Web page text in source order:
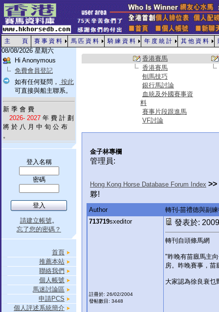
主 頁 賽 事 資 料 馬 匹 資 料 騎 練 資 料 年 度 統 計 其 他 資 料
08/08/2026 星期六
Hi Anonymous
免費會員登記
如有任何疑問， 按此
可直接與船主聯系。
新 季 會 費
2026- 2027 年 費 計 劃
將 於 八 月 中 旬 公 布
。
登入名稱
密碼
請建立帳號。
忘了您的密碼？
首頁
推薦本站
聯絡我們
個人帳號
馬迷討論區
申請PCS
個人評述系統簡介
香港賽馬
香港賽馬
刨馬技巧
銀行馬討論
血統及外國賽事資
料
賽事片段跟進馬
VF討論
金子林專欄
管理員:
Hong Kong Horse Database Forum Index >>
夥!
Author
轉刊-苗禮德與副
713719sxeditor
註冊於: 26/02/2004
發帖數目: 3448
發表於:
轉刊自頭條馬網
"昨晚有苗廄馬主
房。昨晚賽事，苗
大家認為徐良衰乜